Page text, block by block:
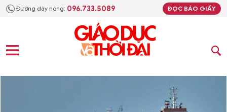
Đường dây nóng: 096.733.5089 ĐỌC BÁO GIẤY